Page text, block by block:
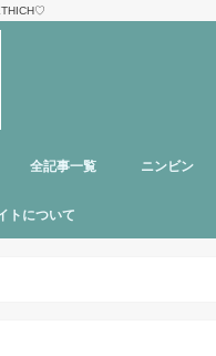
全記事一覧 ニンビン
トについて